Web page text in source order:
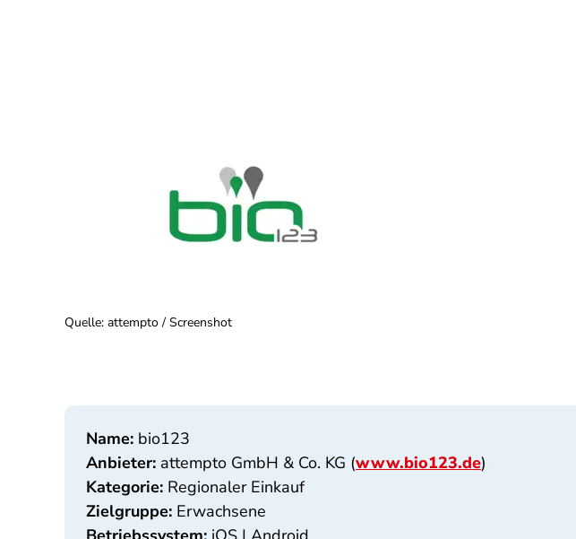
Quelle: attempto / Screenshot
Name: bio123
Anbieter: attempto GmbH & Co. KG (www.bio123.de)
Kategorie: Regionaler Einkauf
Zielgruppe: Erwachsene